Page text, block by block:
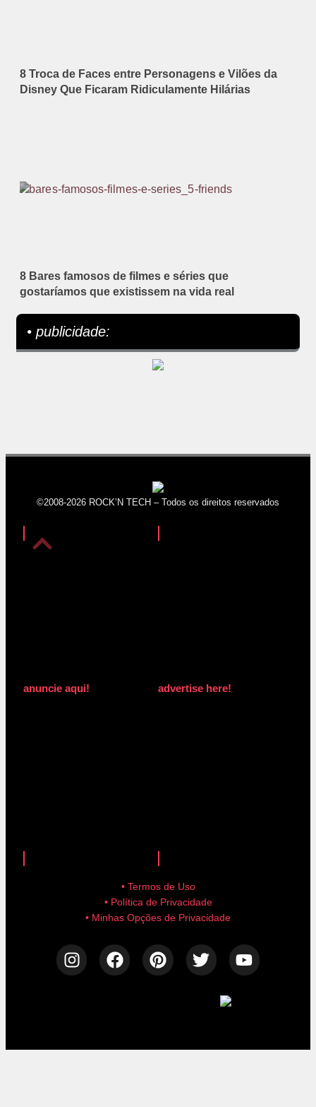
8 Troca de Faces entre Personagens e Vilões da
Disney Que Ficaram Ridiculamente Hilárias
8 Bares famosos de filmes e séries que
gostaríamos que existissem na vida real
• publicidade:
©2008-2026 ROCK’N TECH – Todos os direitos reservados
anuncie aqui! advertise here!
• Termos de Uso
• Política de Privacidade
• Minhas Opções de Privacidade